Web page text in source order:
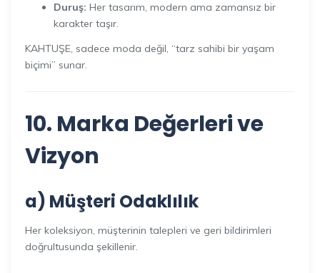
Duruş: Her tasarım, modern ama zamansız bir
karakter taşır.
KAHTUŞE, sadece moda değil, “tarz sahibi bir yaşam
biçimi” sunar.
10. Marka Değerleri ve
Vizyon
a) Müşteri Odaklılık
Her koleksiyon, müşterinin talepleri ve geri bildirimleri
doğrultusunda şekillenir.